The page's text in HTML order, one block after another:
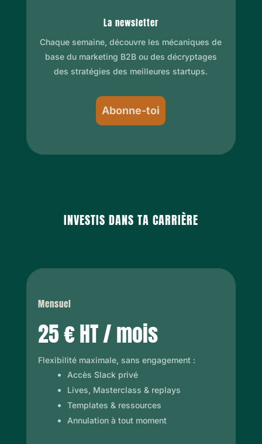
La newsletter
Chaque semaine, découvre les mécaniques de
base du marketing B2B ou des décryptages
des stratégies des meilleures startups.
Abonne-toi
INVESTIS DANS TA CARRIÈRE
Mensuel
25 € HT / mois
Flexibilité maximale, sans engagement :
Accès Slack privé
Lives, Masterclass & replays
Templates & ressources
Annulation à tout moment